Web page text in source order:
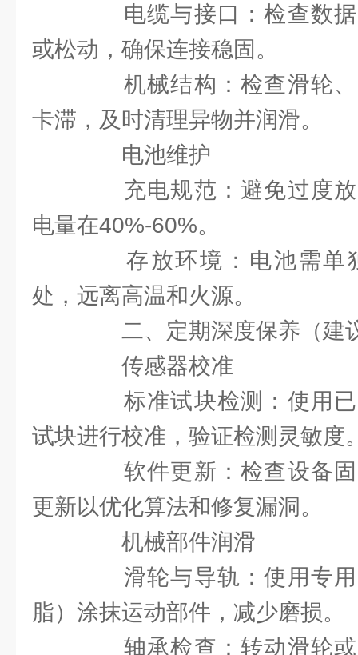
电缆与接口：检查数据
或松动，确保连接稳固。
机械结构：检查滑轮、
卡滞，及时清理异物并润滑。
电池维护
充电规范：避免过度放
电量在40%-60%。
存放环境：电池需单
处，远离高温和火源。
二、定期深度保养（建
传感器校准
标准试块检测：使用已
试块进行校准，验证检测灵敏度
软件更新：检查设备固
更新以优化算法和修复漏洞。
机械部件润滑
滑轮与导轨：使用专用
脂）涂抹运动部件，减少磨损。
轴承检查：转动滑轮或